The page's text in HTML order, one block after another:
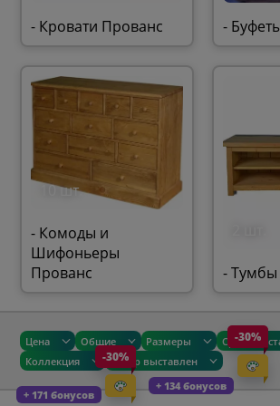
- Кровати Прованс -
10 шт.
- Комоды и
Шифоньеры
Прованс
-
Цена Общие Размеры
Сроки
Коллекция
Товар выставлен
+ 171 бонусов
-30%
+ 134 бонусов
-30%